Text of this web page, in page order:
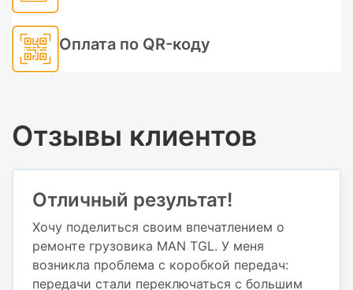
Оплата по QR-коду
Отзывы клиентов
Отличный результат!
Хочу поделиться своим впечатлением о
ремонте грузовика MAN TGL. У меня
возникла проблема с коробкой передач:
передачи стали переключаться с большим